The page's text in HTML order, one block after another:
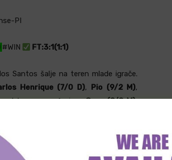
PI
#WIN FT:3:1(1:1)
Santos šalje na teren mlade igrače.
Henrique (7/0 D), Pio (9/2 M),
toga povređeni suGean (9/0 M),
Penavala (7/0 D)
jer je suspendovan,
zauzima poslednju poziciju u playoffu i